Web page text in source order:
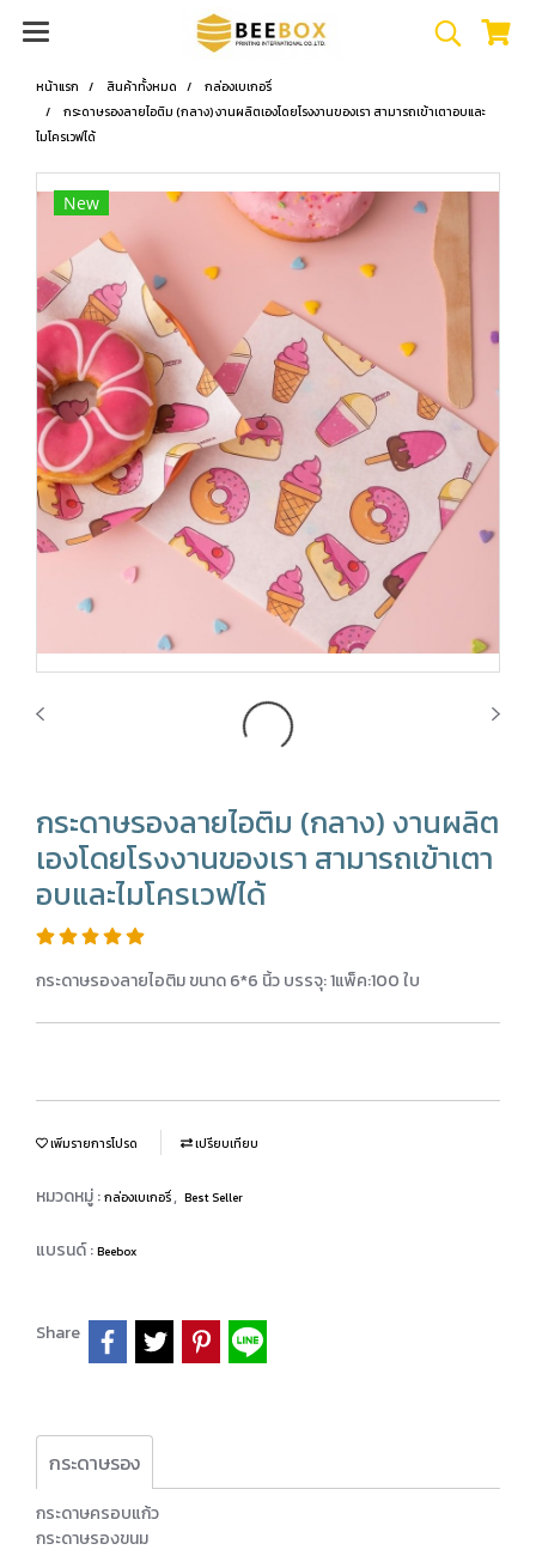
หน้าแรก สินค้าทั้งหมด
กล่องเบเกอรี่
กระดาษรองลายไอติม (กลาง) งานผลิตเองโดยโรงงานของเรา สามารถเข้าเตาอบและ
ไมโครเวฟได้
New
กระดาษรองลายไอติม (กลาง) งานผลิต
เองโดยโรงงานของเรา สามารถเข้าเตา
อบและไมโครเวฟได้
กระดาษรองลายไอติม ขนาด 6*6 นิ้ว บรรจุ: 1แพ็ค:100 ใบ
เพิ่มรายการโปรด เปรียบเทียบ
หมวดหมู่ : กล่องเบเกอรี่, Best Seller
แบรนด์ : Beebox
Share
กระดาษรอง
กระดาษครอบแก้ว
กระดาษรองขนม